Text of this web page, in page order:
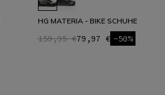
HG MATERIA - BIKE SCHUHE
159,95 €79,97 € -50%